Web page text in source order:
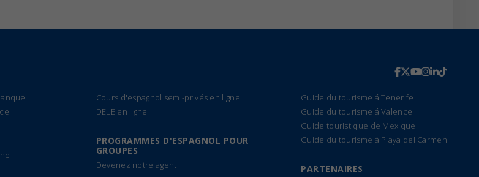
Cours d'espagnol semi-privés en ligne
DELE en ligne
PROGRAMMES D'ESPAGNOL POUR
GROUPES
Devenez notre agent
Guide du tourisme á Tenerife
Guide du tourisme á Valence
Guide touristique de Mexique
Guide du tourisme á Playa del Carmen
PARTENAIRES